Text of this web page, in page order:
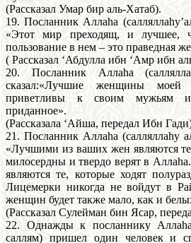
(Рассказал Умар бир аль-Хатаб).
19. Посланник Аллаhа
«Этот мир преходящ, и лучшее,
пользование в нем – это праведная
( Рассказал ‘Абдулла ибн ‘Амр ибн
20. Посланник Аллаhа
сказал:«Лучшие женщины
приветливы к своим мужьям
приданное».
(Рассказала ‘Айша, передал Ибн
21. Посланник Аллаhа (cалляллаhу
«Лучшими из ваших жен являются
милосердны и твердо верят в
являются те, которые ходят
Лицемерки никогда не войдут в
женщин будет также мало, как и
(Рассказал Сулейман бин Ясар,
22. Однажды к посланнику Аллаhа
саллям) пришел один человек и